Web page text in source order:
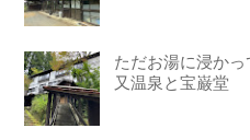
ただお湯に浸か
又温泉と宝巌堂